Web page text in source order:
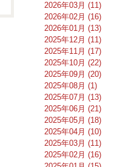
2026年03月 (11)
2026年02月 (16)
2026年01月 (13)
2025年12月 (11)
2025年11月 (17)
2025年10月 (22)
2025年09月 (20)
2025年08月 (1)
2025年07月 (13)
2025年06月 (21)
2025年05月 (18)
2025年04月 (10)
2025年03月 (11)
2025年02月 (16)